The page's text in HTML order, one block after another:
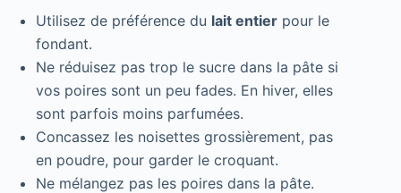
Utilisez de préférence du lait entier pour le
fondant.
Ne réduisez pas trop le sucre dans la pâte si
vos poires sont un peu fades. En hiver, elles
sont parfois moins parfumées.
Concassez les noisettes grossièrement, pas
en poudre, pour garder le croquant.
Ne mélangez pas les poires dans la pâte.